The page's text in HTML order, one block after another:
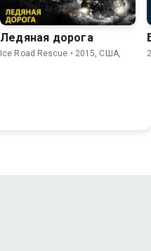
Ледяная дорога
Ice Road Rescue • 2015, США,